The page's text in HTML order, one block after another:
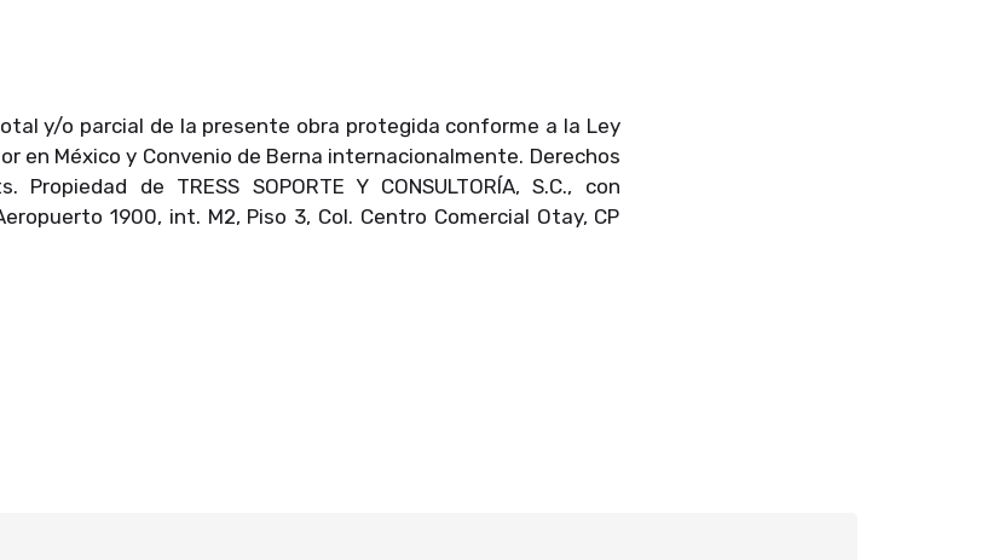
y/o parcial de la presente obra protegida conforme a la Ley
en México y Convenio de Berna internacionalmente. Derechos
Propiedad de TRESS SOPORTE Y CONSULTORÍA, S.C., con
1900, int. M2, Piso 3, Col. Centro Comercial Otay, CP